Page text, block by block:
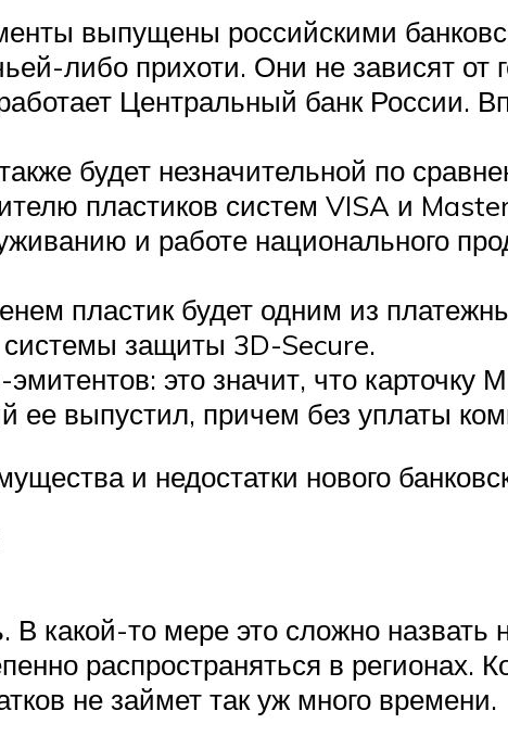
выпущены российскими
либо прихоти. Они не зависят от
Центральный банк России.
будет незначительной по
пластиков систем VISA и
и работе национального
пластик будет одним из
системы защиты 3D-Secure.
это значит, что
ее выпустил, причем без уплаты
и недостатки нового
В какой-то мере это сложно назвать
распространяться в регионах.
не займет так уж много времени.